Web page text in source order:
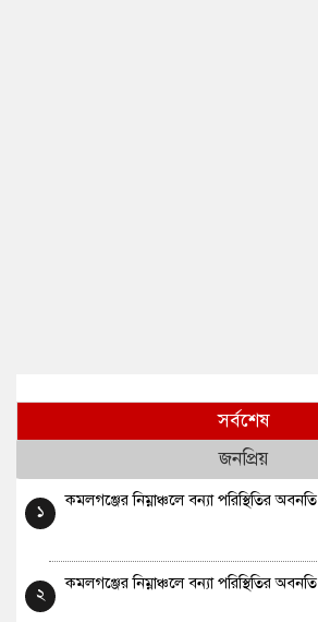
সর্বশেষ
জনপ্রিয়
১
কমলগঞ্জের নিম্নাঞ্চলে বন্যা পরিস্থিতির অবনতি
২
কমলগঞ্জের নিম্নাঞ্চলে বন্যা পরিস্থিতির অবনতি